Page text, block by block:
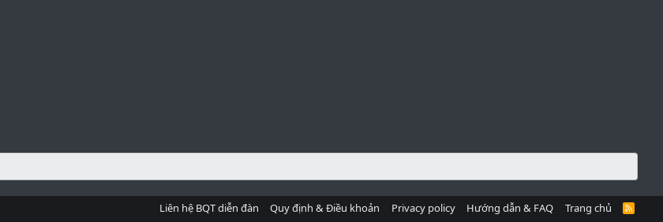
Liên hệ BQT diễn đàn Quy định & Điều khoản Privacy policy Hướng dẫn & FAQ Trang chủ
R
S